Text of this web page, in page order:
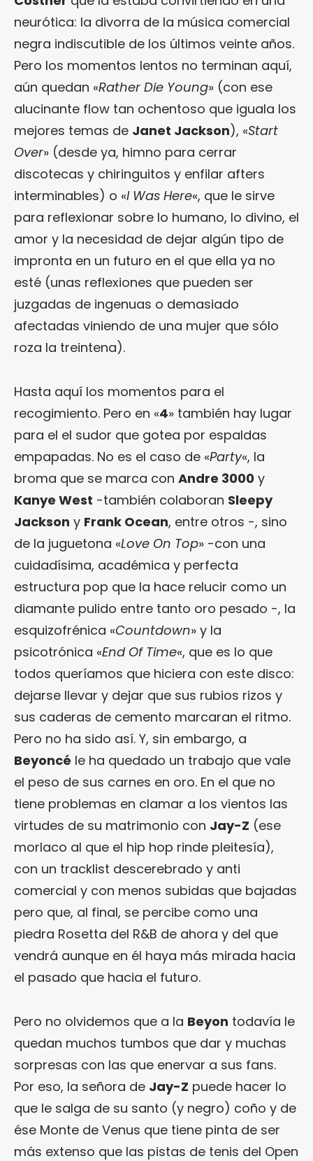
neurótica: la divorra de la música comercial
negra indiscutible de los últimos veinte años.
Pero los momentos lentos no terminan aquí,
aún quedan «Rather Die Young» (con ese
alucinante flow tan ochentoso que iguala los
mejores temas de Janet Jackson), «Start
Over» (desde ya, himno para cerrar
discotecas y chiringuitos y enfilar afters
interminables) o «I Was Here«, que le sirve
para reflexionar sobre lo humano, lo divino, el
amor y la necesidad de dejar algún tipo de
impronta en un futuro en el que ella ya no
esté (unas reflexiones que pueden ser
juzgadas de ingenuas o demasiado
afectadas viniendo de una mujer que sólo
roza la treintena).
Hasta aquí los momentos para el
recogimiento. Pero en «4» también hay lugar
para el el sudor que gotea por espaldas
empapadas. No es el caso de «Party«, la
broma que se marca con Andre 3000 y
Kanye West -también colaboran Sleepy
Jackson y Frank Ocean, entre otros -, sino
de la juguetona «Love On Top» -con una
cuidadísima, académica y perfecta
estructura pop que la hace relucir como un
diamante pulido entre tanto oro pesado -, la
esquizofrénica «Countdown» y la
psicotrónica «End Of Time«, que es lo que
todos queríamos que hiciera con este disco:
dejarse llevar y dejar que sus rubios rizos y
sus caderas de cemento marcaran el ritmo.
Pero no ha sido así. Y, sin embargo, a
Beyoncé le ha quedado un trabajo que vale
el peso de sus carnes en oro. En el que no
tiene problemas en clamar a los vientos las
virtudes de su matrimonio con Jay-Z (ese
morlaco al que el hip hop rinde pleitesía),
con un tracklist descerebrado y anti
comercial y con menos subidas que bajadas
pero que, al final, se percibe como una
piedra Rosetta del R&B de ahora y del que
vendrá aunque en él haya más mirada hacia
el pasado que hacia el futuro.
Pero no olvidemos que a la Beyon todavía le
quedan muchos tumbos que dar y muchas
sorpresas con las que enervar a sus fans.
Por eso, la señora de Jay-Z puede hacer lo
que le salga de su santo (y negro) coño y de
ése Monte de Venus que tiene pinta de ser
más extenso que las pistas de tenis del Open